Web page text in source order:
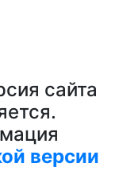
сайта
версии